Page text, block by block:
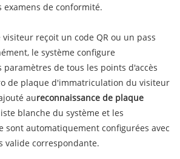
de conformité.
reçoit un code QR ou un pass
le système configure
de tous les points d'accès
de plaque d'immatriculation du visiteur
aureconnaissance de plaque
blanche du système et les
sont automatiquement configurées avec
valide correspondante.